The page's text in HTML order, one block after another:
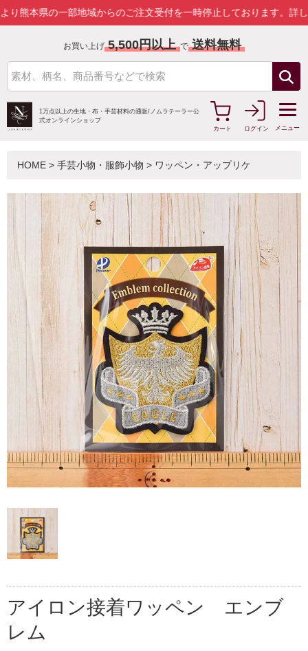
の一部地域からのご注文受付を一時停止しております。詳しくはこ
お買い上げ 5,500円以上 で 送料無料
1万点以上の生地・布・手芸材料の通販/ ノムラテーラー公
式オンラインショップ
カート
ログイン メニュー
HOME > 手芸小物・服飾小物 > ワッペン・アップリケ
アイロン接着ワッペン エンブ
レム